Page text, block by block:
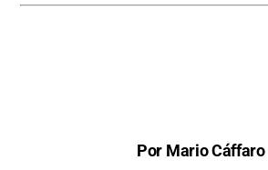
Por Mario Cáffaro